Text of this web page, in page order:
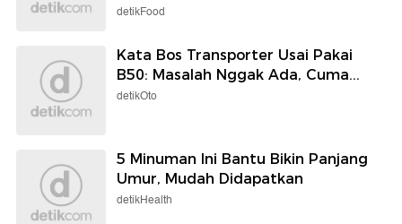
detikFood
Kata Bos Transporter Usai Pakai
B50: Masalah Nggak Ada, Cuma...
detikOto
5 Minuman Ini Bantu Bikin Panjang
Umur, Mudah Didapatkan
detikHealth